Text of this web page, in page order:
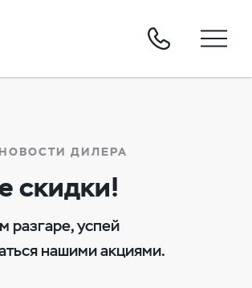
НОВОСТИ ДИЛЕРА
скидки!
разгаре, успей
нашими акциями.